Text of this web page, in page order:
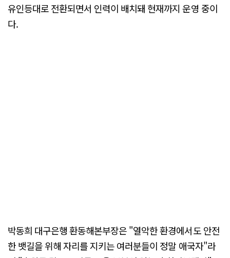
유인등대로 전환되면서 인력이 배치돼 현재까지 운영 중이
다.
박동희 대구은행 환동해본부장은 "열악한 환경에서도 안전
한 뱃길을 위해 자리를 지키는 여러분들이 정말 애국자"라